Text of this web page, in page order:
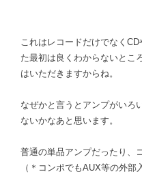
これはレコードだけでなく
た最初は良くわからないとこ
はいただきますからね。
なぜかと言うとアンプがいろ
ないかなあと思います。
普通の単品アンプだったり、
（＊コンポでもAUX等の外部